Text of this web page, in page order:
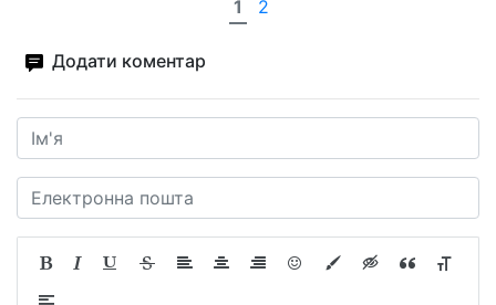
1 2
Додати коментар